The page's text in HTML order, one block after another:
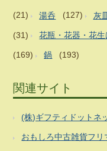
(21) 湯呑 (127) 灰
(31) 花瓶・花器・花生
(169) 鍋 (193)
関連サイト
(株)ギフティドットネ
おもしろ中古雑貨フリ